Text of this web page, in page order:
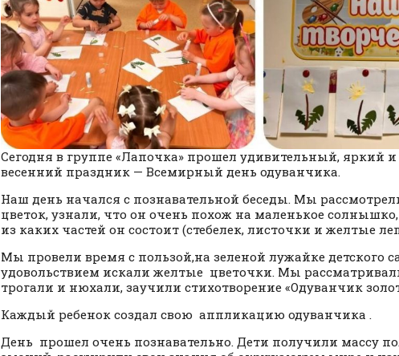
Сегодня в группе «Лапочка» прошел удивительный, яркий
весенний праздник — Всемирный день одуванчика.
Наш день начался с познавательной беседы. Мы
цветок, узнали, что он очень похож на маленькое
из каких частей он состоит (стебелек, листочки и желтые
Мы провели время с пользой,на зеленой лужайке детского
удовольствием искали желтые цветочки. Мы
трогали и нюхали, заучили стихотворение «Одуванчик
Каждый ребенок создал свою аппликацию одуванчика .
День прошел очень познавательно. Дети получили массу